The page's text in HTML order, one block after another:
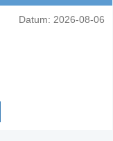
Datum: 2026-08-06